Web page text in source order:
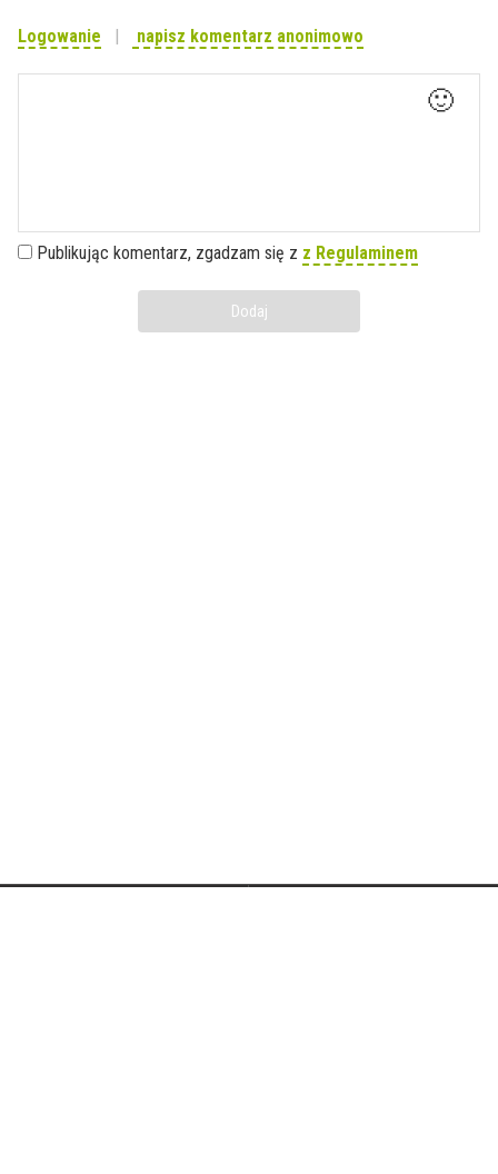
Logowanie napisz komentarz anonimowo
🙂
Publikując komentarz, zgadzam się z z Regulaminem
Dodaj